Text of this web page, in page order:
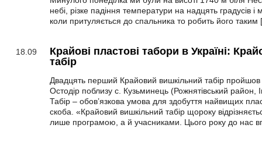
небі, різке падіння температури на надцять градусів
коли притуляється до спальника то робить його
18.09
Крайові пластові табори в Україні:
табір
Двадцять перший Крайовий вишкільний табір
Остодір поблизу с. Кузьминець (Рожнятівський район,
Табір – обов’язкова умова для здобуття найвищих
скоба. «Крайовий вишкільний табір щороку
лише програмою, а й учасниками. Цього року до нас